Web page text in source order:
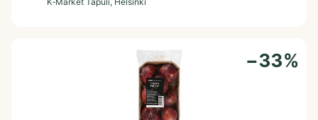
−33%